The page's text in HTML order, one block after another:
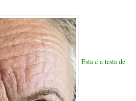
Esta é a testa de